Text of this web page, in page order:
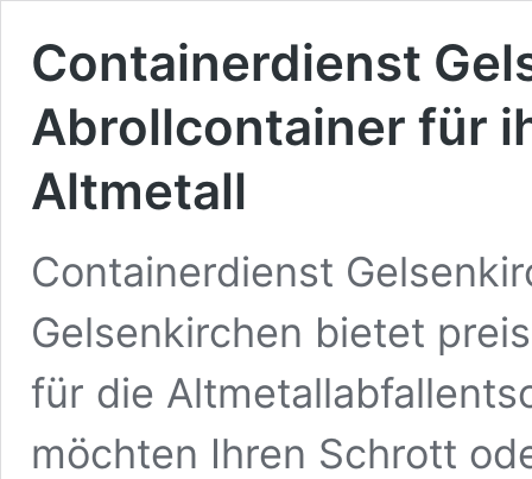
Containerdienst
Abrollcontainer für
Altmetall
Containerdienst
Gelsenkirchen bietet
für die
möchten Ihren Schrott